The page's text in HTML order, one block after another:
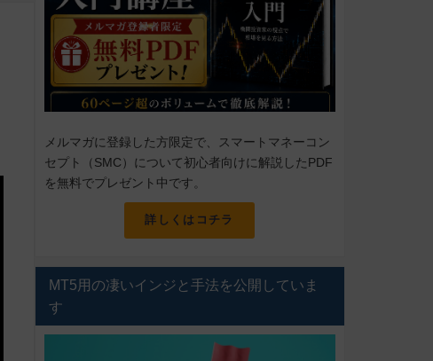
メルマガに登録した方限定で、スマートマネーコン
セプト（SMC）について初心者向けに解説したPDF
を無料でプレゼント中です。
詳しくはコチラ
MT5用の凄いインジと手法を公開していま
す